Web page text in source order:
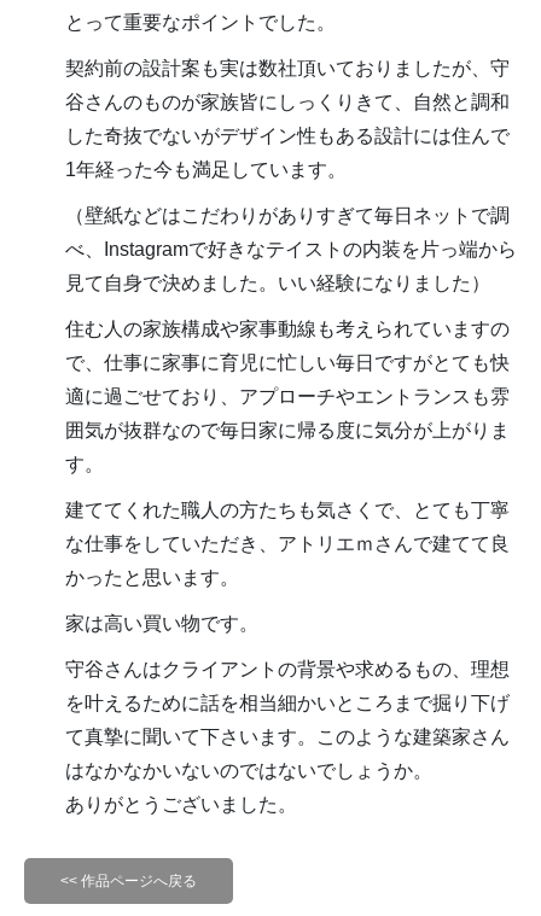
とって重要なポイントでした。
契約前の設計案も実は数社頂いておりましたが、守
谷さんのものが家族皆にしっくりきて、自然と調和
した奇抜でないがデザイン性もある設計には住んで
1年経った今も満足しています。
（壁紙などはこだわりがありすぎて毎日ネットで調
べ、Instagramで好きなテイストの内装を片っ端から
見て自身で決めました。いい経験になりました）
住む人の家族構成や家事動線も考えられていますの
で、仕事に家事に育児に忙しい毎日ですがとても快
適に過ごせており、アプローチやエントランスも雰
囲気が抜群なので毎日家に帰る度に気分が上がりま
す。
建ててくれた職人の方たちも気さくで、とても丁寧
な仕事をしていただき、アトリエｍさんで建てて良
かったと思います。
家は高い買い物です。
守谷さんはクライアントの背景や求めるもの、理想
を叶えるために話を相当細かいところまで掘り下げ
て真摯に聞いて下さいます。このような建築家さん
はなかなかいないのではないでしょうか。
ありがとうございました。
<< 作品ページへ戻る